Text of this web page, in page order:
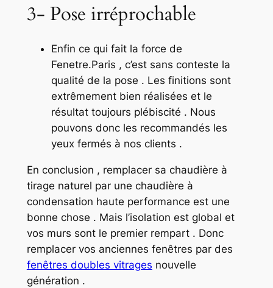
3- Pose irréprochable
Enfin ce qui fait la force de
Fenetre.Paris , c’est sans conteste la
qualité de la pose . Les finitions sont
extrêmement bien réalisées et le
résultat toujours plébiscité . Nous
pouvons donc les recommandés les
yeux fermés à nos clients .
En conclusion , remplacer sa chaudière à
tirage naturel par une chaudière à
condensation haute performance est une
bonne chose . Mais l’isolation est global et
vos murs sont le premier rempart . Donc
remplacer vos anciennes fenêtres par des
fenêtres doubles vitrages nouvelle
génération .